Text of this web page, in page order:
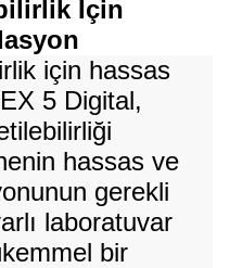
İçin
için hassas
5 Digital,
hassas ve
gerekli
laboratuvar
bir